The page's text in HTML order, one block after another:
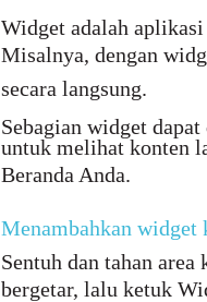
Widget adalah
Misalnya, dengan
secara langsung.
Sebagian widget
untuk melihat konten
Beranda Anda.
Menambahkan widget
Sentuh dan tahan
bergetar, lalu ketuk